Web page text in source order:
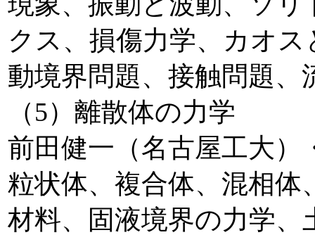
クス、損傷力学、カオ
動境界問題、接触問題、
（5）離散体の力学
前田健一（名古屋工大）
粒状体、複合体、混相体
材料、固液境界の力学、